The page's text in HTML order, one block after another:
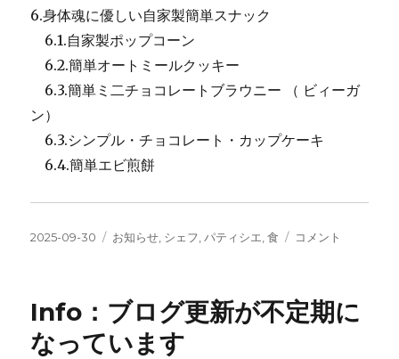
6.身体魂に優しい自家製簡単スナック
6.1.自家製ポップコーン
6.2.簡単オートミールクッキー
6.3.簡単ミ二チョコレートブラウニー （ ビィーガ
ン）
6.3.シンプル・チョコレート・カップケーキ
6.4.簡単エビ煎餅
投
2025-09-30
カ
ー
お知らせ シェフ パティシエ ,食
Info：
の
コメント
Info：ブログ更新が不定期に
なっています